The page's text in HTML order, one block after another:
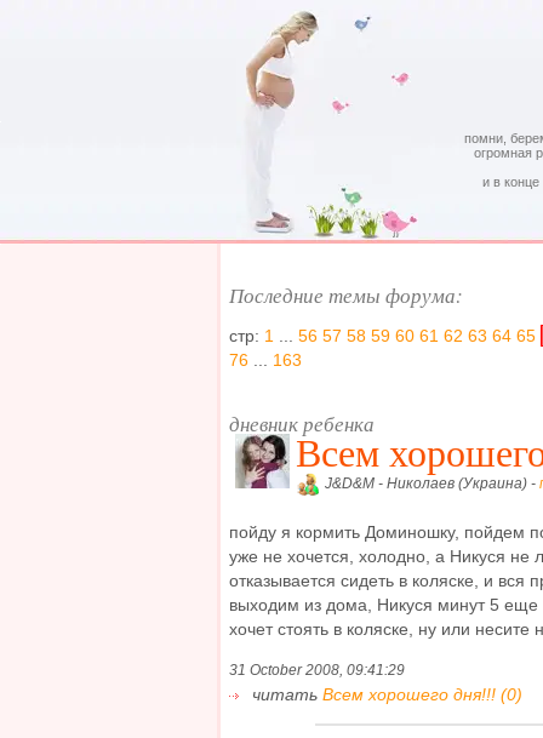
помни,
огромная
и в
Последние темы форума:
стр: 1 56 57 58 59 60 61 62 63 64 65
76
163
дневник ребенка
Всем
J&D&M - Николаев (Украина) -
пойду я кормить Доминошку, пойдем
уже не хочется, холодно, а Никуся не
отказывается сидеть в коляске, и вся
выходим из дома, Никуся минут 5 еще
хочет стоять в коляске, ну или несите
31 October 2008, 09:41:29
читать Всем хорошего дня!!! (0)